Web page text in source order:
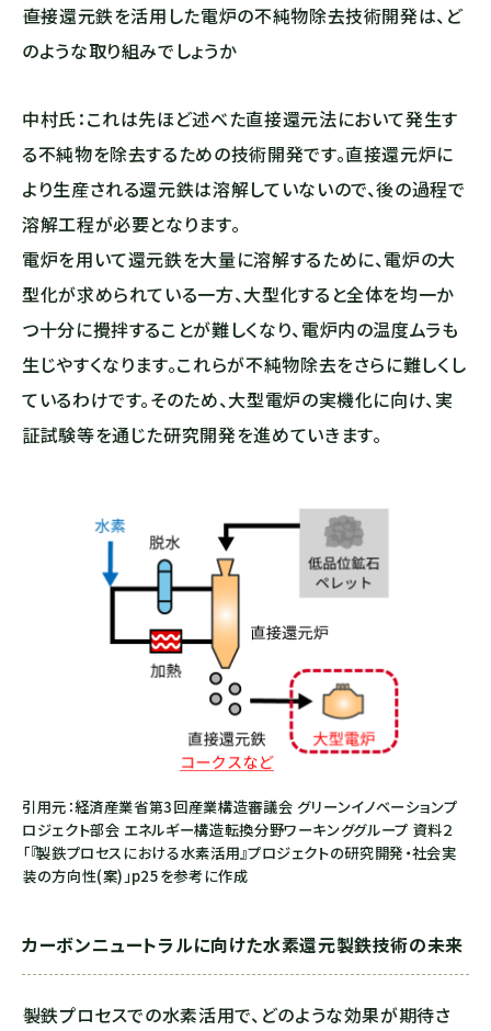
――直接還元鉄を活用した電炉の不純物除去技術開発は、ど
のような取り組みでしょうか
中村氏：これは先ほど述べた直接還元法において発生す
る不純物を除去するための技術開発です。直接還元炉に
より生産される還元鉄は溶解していないので、後の過程で
溶解工程が必要となります。
電炉を用いて還元鉄を大量に溶解するために、電炉の大
型化が求められている一方、大型化すると全体を均一か
つ十分に攪拌することが難しくなり、電炉内の温度ムラも
生じやすくなります。これらが不純物除去をさらに難しくし
ているわけです。そのため、大型電炉の実機化に向け、実
証試験等を通じた研究開発を進めていきます。
引用元：経済産業省第3回産業構造審議会 グリーンイノベーションプ
ロジェクト部会 エネルギー構造転換分野ワーキンググループ 資料２
「『製鉄プロセスにおける水素活用』プロジェクトの研究開発・社会実
装の方向性(案)」p25を参考に作成
カーボンニュートラルに向けた水素還元製鉄技術の未来
――製鉄プロセスでの水素活用で、どのような効果が期待さ